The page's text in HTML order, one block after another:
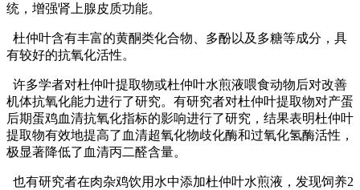
统，增强肾上腺皮质功能。
杜仲叶含有丰富的黄酮类化合物、多酚以及多糖等成分，具
有较好的抗氧化活性。
许多学者对杜仲叶提取物或杜仲叶水煎液喂食动物后对改善
机体抗氧化能力进行了研究。有研究者对杜仲叶提取物对产蛋
后期蛋鸡血清抗氧化指标的影响进行了研究，结果表明杜仲叶
提取物有效地提高了血清超氧化物歧化酶和过氧化氢酶活性，
极显著降低了血清丙二醛含量。
也有研究者在肉杂鸡饮用水中添加杜仲叶水煎液，发现饲养2